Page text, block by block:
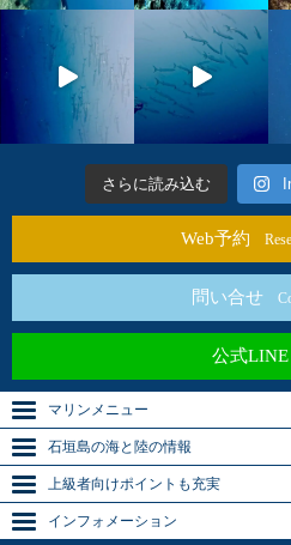
さらに読み込む
Web予約
問い合せ
公式LINE
マリンメニュー
石垣島の海と陸の情報
上級者向けポイントも充実
インフォメーション